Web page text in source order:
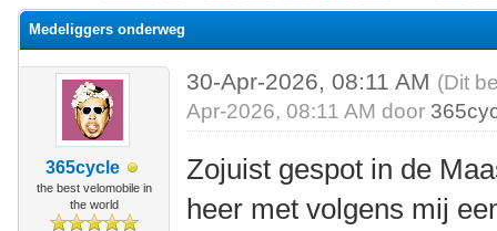
Medeliggers onderweg
365cycle
the best velomobile in
the world
30-Apr-2026, 08:11 AM (Dit
Apr-2026, 08:11 AM door
Zojuist gespot in de
heer met volgens mij